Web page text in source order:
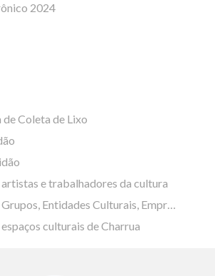
2024
Coleta de Lixo
e trabalhadores da cultura
Entidades Culturais, Empresas Culturais
culturais de Charrua